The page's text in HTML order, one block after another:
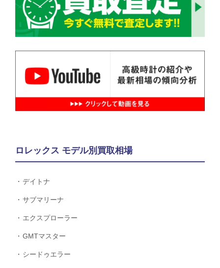
ロレックス モデル別買取相場
デイトナ
サブマリーナ
エクスプローラー
GMTマスター
シードゥエラー